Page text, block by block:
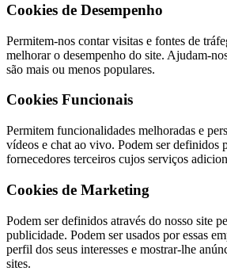
Cookies de Desempenho
Permitem-nos contar visitas e fontes de
melhorar o desempenho do site. Ajudam-
são mais ou menos populares.
Cookies Funcionais
Permitem funcionalidades melhoradas e
vídeos e chat ao vivo. Podem ser definidos
fornecedores terceiros cujos serviços
Cookies de Marketing
Podem ser definidos através do nosso site
publicidade. Podem ser usados por essas
perfil dos seus interesses e mostrar-lhe
sites.